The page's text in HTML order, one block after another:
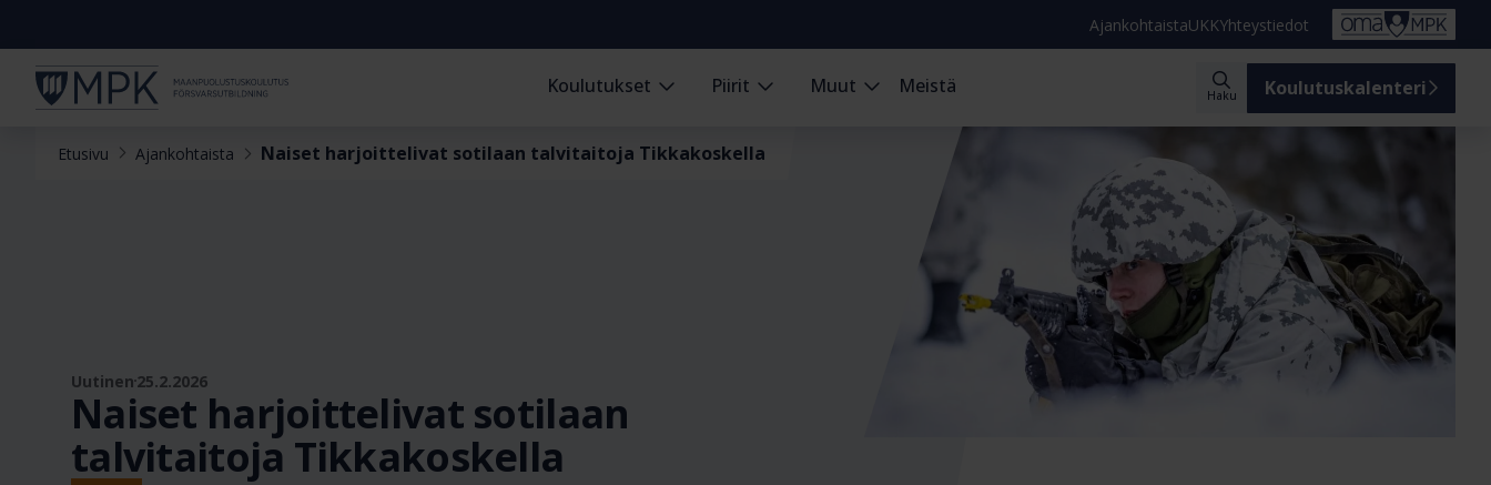
AjankohtaistaUKKYhteystiedot
Koulutukset Piirit Muut Meistä Haku Koulutuskalenteri
Etusivu Ajankohtaista Naiset harjoittelivat sotilaan talvitaitoja Tikkakoskella
Uutinen 25.2.2026
Naiset harjoittelivat sotilaan
talvitaitoja Tikkakoskella